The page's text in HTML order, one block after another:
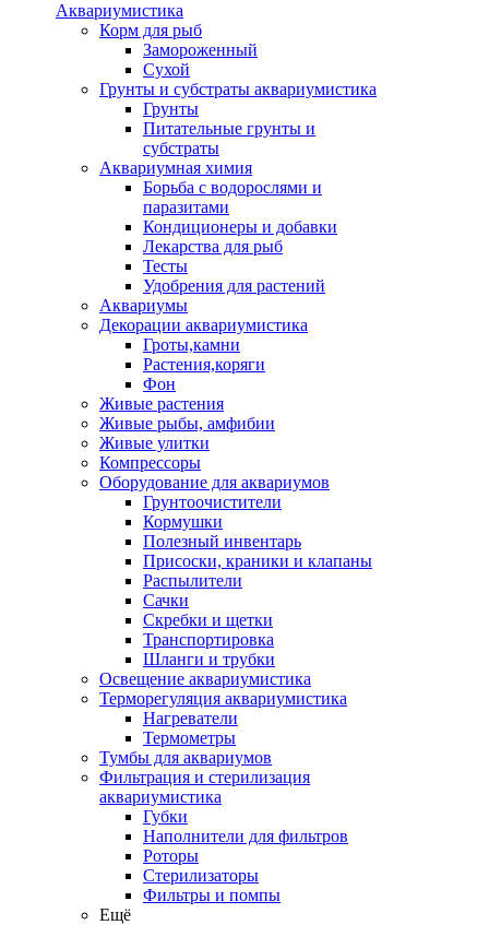
Аквариумистика
Корм для рыб
Замороженный
Сухой
Грунты и субстраты аквариумистика
Грунты
Питательные грунты и
субстраты
Аквариумная химия
Борьба с водорослями и
паразитами
Кондиционеры и добавки
Лекарства для рыб
Тесты
Удобрения для растений
Аквариумы
Декорации аквариумистика
Гроты,камни
Растения,коряги
Фон
Живые растения
Живые рыбы, амфибии
Живые улитки
Компрессоры
Оборудование для аквариумов
Грунтоочистители
Кормушки
Полезный инвентарь
Присоски, краники и клапаны
Распылители
Сачки
Скребки и щетки
Транспортировка
Шланги и трубки
Освещение аквариумистика
Терморегуляция аквариумистика
Нагреватели
Термометры
Тумбы для аквариумов
Фильтрация и стерилизация
аквариумистика
Губки
Наполнители для фильтров
Роторы
Стерилизаторы
Фильтры и помпы
Ещё